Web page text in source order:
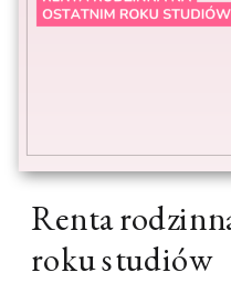
Renta
roku studiów